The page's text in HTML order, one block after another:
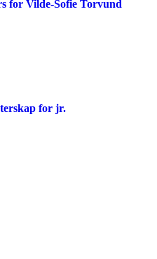
for Vilde-Sofie Torvund
for jr.